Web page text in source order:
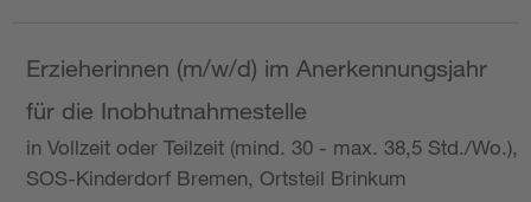
Erzieherinnen (m/w/d) im Anerkennungsjahr
für die Inobhutnahmestelle
in Vollzeit oder Teilzeit (mind. 30 - max. 38,5 Std./Wo.),
SOS-Kinderdorf Bremen, Ortsteil Brinkum